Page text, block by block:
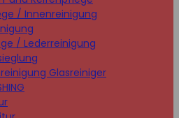
/ Innenreinigung
/ Lederreinigung
Glasreiniger